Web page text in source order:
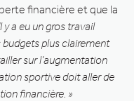
financière et que la
y a eu un gros travail
plus clairement
sur l’augmentation
sportive doit aller de
financière. »